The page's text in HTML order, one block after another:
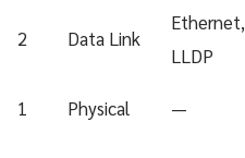
2 Data Link
Ethernet,
LLDP
1 Physical —